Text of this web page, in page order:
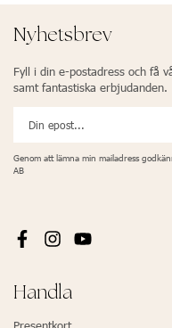
Nyhetsbrev
Fyll i din e-postadress och få
samt fantastiska erbjudanden.
Genom att lämna min mailadress
AB
Handla